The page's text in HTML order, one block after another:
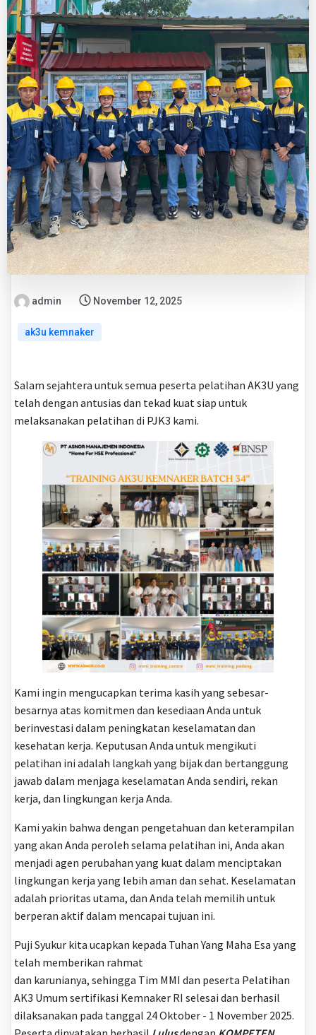
admin November 12, 2025
ak3u kemnaker
Salam sejahtera untuk semua peserta pelatihan AK3U yang
telah dengan antusias dan tekad kuat siap untuk
melaksanakan pelatihan di PJK3 kami.
Kami ingin mengucapkan terima kasih yang sebesar-
besarnya atas komitmen dan kesediaan Anda untuk
berinvestasi dalam peningkatan keselamatan dan
kesehatan kerja. Keputusan Anda untuk mengikuti
pelatihan ini adalah langkah yang bijak dan bertanggung
jawab dalam menjaga keselamatan Anda sendiri, rekan
kerja, dan lingkungan kerja Anda.
Kami yakin bahwa dengan pengetahuan dan keterampilan
yang akan Anda peroleh selama pelatihan ini, Anda akan
menjadi agen perubahan yang kuat dalam menciptakan
lingkungan kerja yang lebih aman dan sehat. Keselamatan
adalah prioritas utama, dan Anda telah memilih untuk
berperan aktif dalam mencapai tujuan ini.
Puji Syukur kita ucapkan kepada Tuhan Yang Maha Esa yang
telah memberikan rahmat
dan karunianya, sehingga Tim MMI dan peserta Pelatihan
AK3 Umum sertifikasi Kemnaker RI selesai dan berhasil
dilaksanakan pada tanggal 24 Oktober - 1 November 2025.